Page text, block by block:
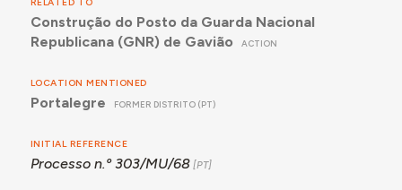
Construção do Posto da Guarda Nacional
Republicana (GNR) de Gavião
ACTION
LOCATION MENTIONED
Portalegre FORMER DISTRITO (PT)
INITIAL REFERENCE
Processo n.º 303/MU/68